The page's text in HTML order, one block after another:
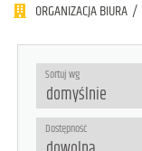
ORGANIZACJA BIURA /
Sortuj wg
Dostępność